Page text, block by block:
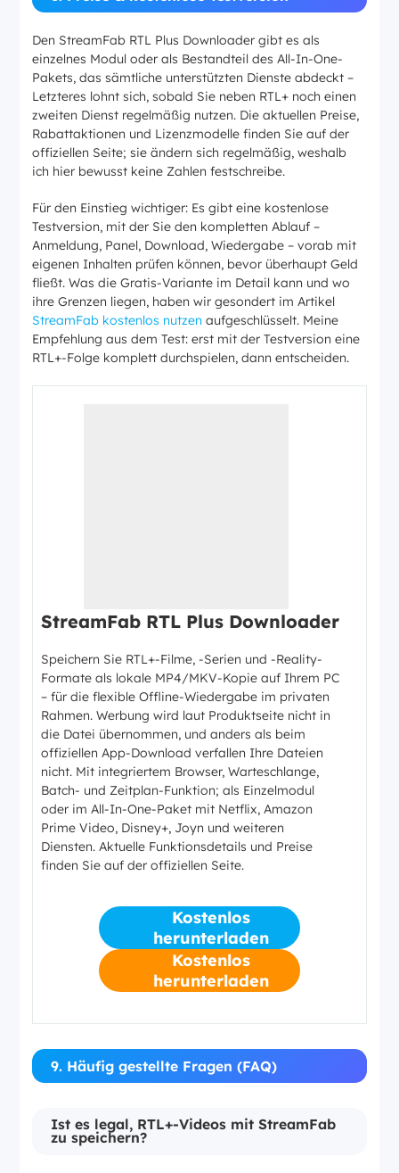
Den StreamFab RTL Plus Downloader gibt es als
einzelnes Modul oder als Bestandteil des All-In-One-
Pakets, das sämtliche unterstützten Dienste abdeckt –
Letzteres lohnt sich, sobald Sie neben RTL+ noch einen
zweiten Dienst regelmäßig nutzen. Die aktuellen Preise,
Rabattaktionen und Lizenzmodelle finden Sie auf der
offiziellen Seite; sie ändern sich regelmäßig, weshalb
ich hier bewusst keine Zahlen festschreibe.
Für den Einstieg wichtiger: Es gibt eine kostenlose
Testversion, mit der Sie den kompletten Ablauf –
Anmeldung, Panel, Download, Wiedergabe – vorab mit
eigenen Inhalten prüfen können, bevor überhaupt Geld
fließt. Was die Gratis-Variante im Detail kann und wo
ihre Grenzen liegen, haben wir gesondert im Artikel
StreamFab kostenlos nutzen aufgeschlüsselt. Meine
Empfehlung aus dem Test: erst mit der Testversion eine
RTL+-Folge komplett durchspielen, dann entscheiden.
StreamFab RTL Plus Downloader
Speichern Sie RTL+-Filme, -Serien und -Reality-
Formate als lokale MP4/MKV-Kopie auf Ihrem PC
– für die flexible Offline-Wiedergabe im privaten
Rahmen. Werbung wird laut Produktseite nicht in
die Datei übernommen, und anders als beim
offiziellen App-Download verfallen Ihre Dateien
nicht. Mit integriertem Browser, Warteschlange,
Batch- und Zeitplan-Funktion; als Einzelmodul
oder im All-In-One-Paket mit Netflix, Amazon
Prime Video, Disney+, Joyn und weiteren
Diensten. Aktuelle Funktionsdetails und Preise
finden Sie auf der offiziellen Seite.
Kostenlos
herunterladen
Kostenlos
herunterladen
9. Häufig gestellte Fragen (FAQ)
Ist es legal, RTL+-Videos mit StreamFab
zu speichern?